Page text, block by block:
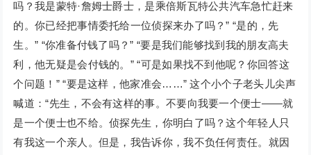
吗？我是蒙特·詹姆士爵士，是乘倍斯瓦特公共汽车急忙赶来
的。你已经把事情委托给一位侦探来办了吗？” “是的，先
生。” “你准备付钱了吗？” “要是我们能够找到我的朋友高夫
利，他无疑是会付钱的。” “可是如果找不到他呢？你回答这
个问题！” “要是这样，他家准会……” 这个小个子老头儿尖声
喊道：“先生，不会有这样的事。不要向我要一个便士——就
是一个便士也不给。侦探先生，你明白了吗？这个年轻人只
有我这一个亲人。但是，我告诉你，我不负任何责任。就因